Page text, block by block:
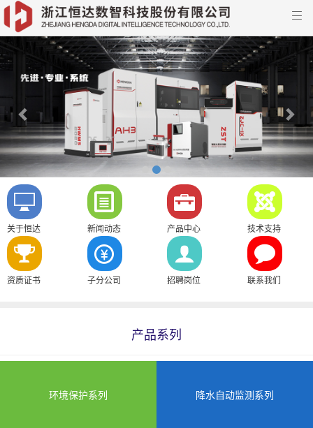

Previous
关于恒达 新闻动态 产品中心 技术支持
资质证书 子分公司 招聘岗位 联系我们
产品系列
环境保护系列 降水自动监测系列